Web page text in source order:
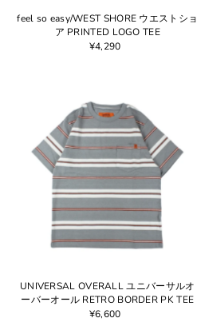
feel so easy/WEST SHORE ウエストショ
ア PRINTED LOGO TEE
¥4,290
UNIVERSAL OVERALL ユニバーサルオ
ーバーオール RETRO BORDER PK TEE
¥6,600